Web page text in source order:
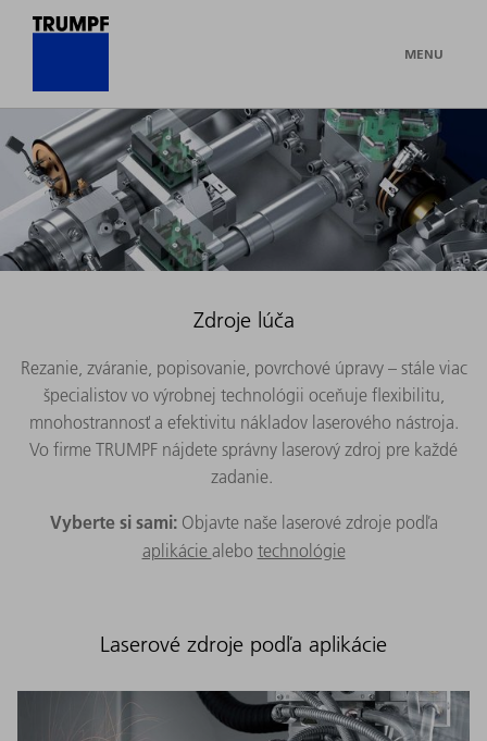
MENU
Zdroje lúča
Rezanie, zváranie, popisovanie, povrchové úpravy – stále viac
špecialistov vo výrobnej technológii oceňuje flexibilitu,
mnohostrannosť a efektivitu nákladov laserového nástroja.
Vo firme TRUMPF nájdete správny laserový zdroj pre každé
zadanie.
Vyberte si sami:Objavte naše laserové zdroje podľa
aplikácie alebo technológie
Laserové zdroje podľa aplikácie